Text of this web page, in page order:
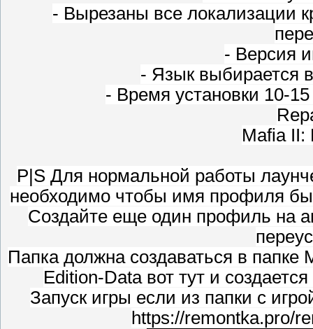
- Вырезаны все локализации
- Версия
- Язык выбирается
- Время установки 10-
Mafia II:
P|S Для нормальной работы
необходимо чтобы имя профиля
Создайте еще один профиль на
Папка должна создаваться в
Edition-Data вот тут и
Запуск игры если из папки с
https://remontka.pro/